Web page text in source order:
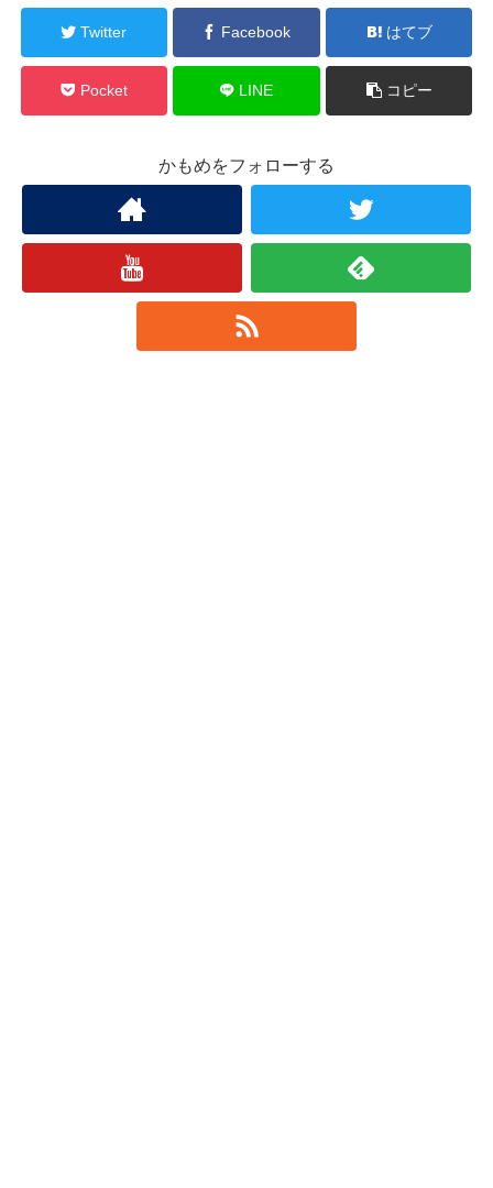
Twitter Facebook はてブ
Pocket LINE コピー
かもめをフォローする